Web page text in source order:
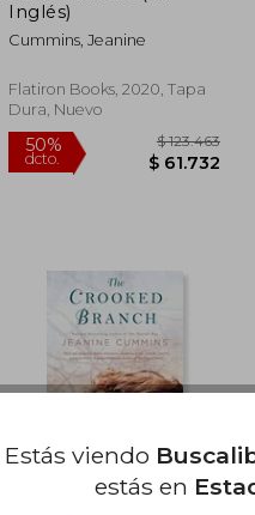
Inglés)
Cummins, Jeanine
Flatiron Books, 2020, Tapa
Dura, Nuevo
$
Estás viendo
estás en